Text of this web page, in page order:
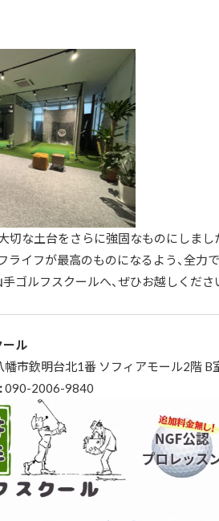
切な土台をさらに強固なものにしまし
ライフが最高のものになるよう、全力
ゴルフスクールへ、ぜひお越しくださ
ル
幡市欽明台北1番 ソフィアモール2階 B
090-2006-9840